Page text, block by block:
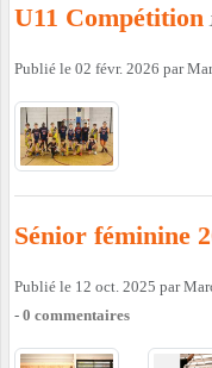
U11 Compétition
Publié le 02 févr. 2026 par
Sénior féminine
Publié le 12 oct. 2025 par
- 0 commentaires